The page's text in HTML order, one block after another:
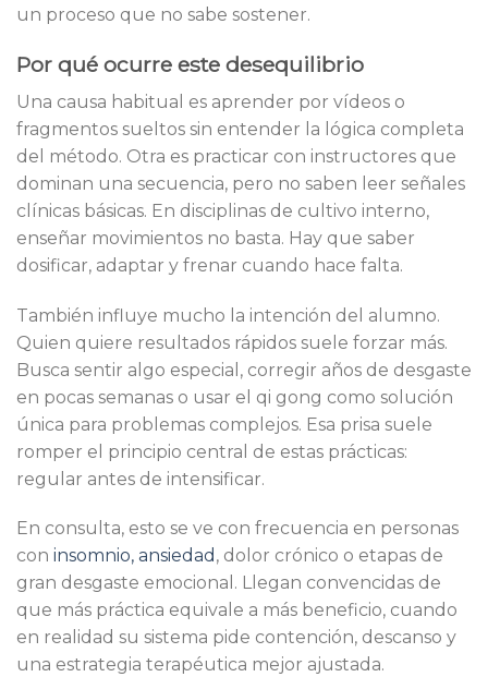
un proceso que no sabe sostener.
Por qué ocurre este desequilibrio
Una causa habitual es aprender por vídeos o
fragmentos sueltos sin entender la lógica completa
del método. Otra es practicar con instructores que
dominan una secuencia, pero no saben leer señales
clínicas básicas. En disciplinas de cultivo interno,
enseñar movimientos no basta. Hay que saber
dosificar, adaptar y frenar cuando hace falta.
También influye mucho la intención del alumno.
Quien quiere resultados rápidos suele forzar más.
Busca sentir algo especial, corregir años de desgaste
en pocas semanas o usar el qi gong como solución
única para problemas complejos. Esa prisa suele
romper el principio central de estas prácticas:
regular antes de intensificar.
En consulta, esto se ve con frecuencia en personas
con insomnio, ansiedad , dolor crónico o etapas de
gran desgaste emocional. Llegan convencidas de
que más práctica equivale a más beneficio, cuando
en realidad su sistema pide contención, descanso y
una estrategia terapéutica mejor ajustada.